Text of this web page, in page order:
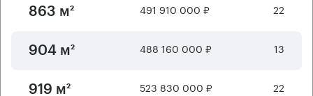
863 м² 491 910 000 ₽ 22
904 м² 488 160 000 ₽ 13
919 м² 523 830 000 ₽ 22